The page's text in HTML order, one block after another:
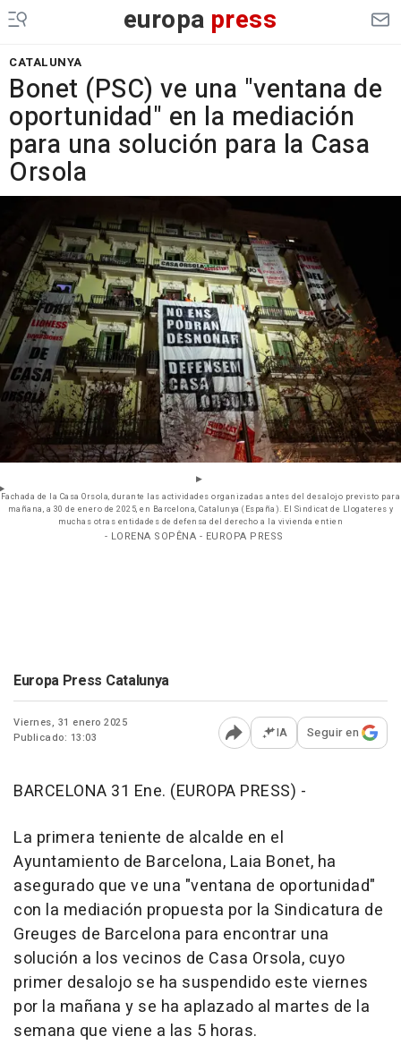
europa press
CATALUNYA
Bonet (PSC) ve una "ventana de
oportunidad" en la mediación
para una solución para la Casa
Orsola
Fachada de la Casa Orsola, durante las actividades organizadas antes del desalojo previsto para
mañana, a 30 de enero de 2025, en Barcelona, Catalunya (España). El Sindicat de Llogateres y
muchas otras entidades de defensa del derecho a la vivienda entien
- LORENA SOPÊNA - EUROPA PRESS
Europa Press Catalunya
Viernes, 31 enero 2025
Publicado: 13:03
Abrir opciones para
IA Seguir en
BARCELONA 31 Ene. (EUROPA PRESS) -
La primera teniente de alcalde en el
Ayuntamiento de Barcelona, Laia Bonet, ha
asegurado que ve una "ventana de oportunidad"
con la mediación propuesta por la Sindicatura de
Greuges de Barcelona para encontrar una
solución a los vecinos de Casa Orsola, cuyo
primer desalojo se ha suspendido este viernes
por la mañana y se ha aplazado al martes de la
semana que viene a las 5 horas.